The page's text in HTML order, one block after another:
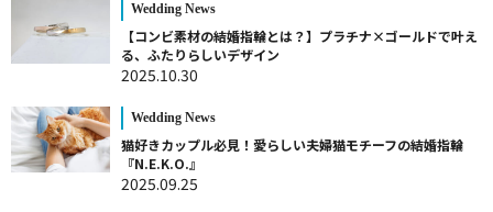
Wedding News
【コンビ素材の結婚指輪とは？】プラチナ×ゴールドで叶え
る、ふたりらしいデザイン
2025.10.30
Wedding News
猫好きカップル必見！愛らしい夫婦猫モチーフの結婚指輪
『N.E.K.O.』
2025.09.25